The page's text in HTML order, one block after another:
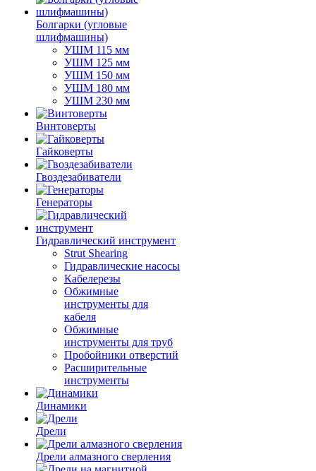
Болгарки (угловые
шлифмашины)
УШМ 115 мм
УШМ 125 мм
УШМ 150 мм
УШМ 180 мм
УШМ 230 мм
Винтоверты
Гайковерты
Гвоздезабиватели
Генераторы
Гидравлический инструмент
Strut Shearing
Гидравлические насосы
Кабелерезы
Обжимные
инструменты для
кабеля
Обжимные
инструменты для труб
Пробойники отверстий
Расширительные
инструменты
Динамики
Дрели
Дрели алмазного сверления